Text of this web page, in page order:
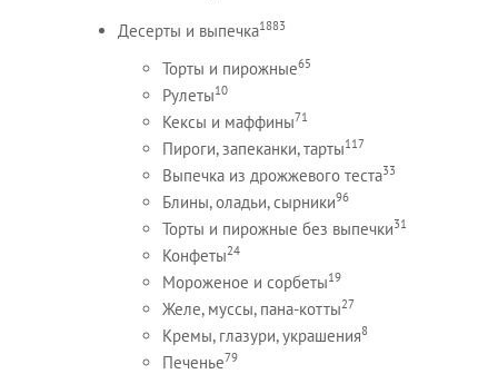
Десерты и выпечка1883
Торты и пирожные65
Рулеты10
Кексы и маффины71
Пироги, запеканки, тарты117
Выпечка из дрожжевого теста33
Блины, оладьи, сырники96
Торты и пирожные без выпечки31
Конфеты24
Мороженое и сорбеты19
Желе, муссы, пана-котты27
Кремы, глазури, украшения8
Печенье79